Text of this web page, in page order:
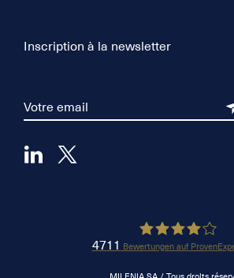
Inscription à la newsletter
4711 Bewertungen auf